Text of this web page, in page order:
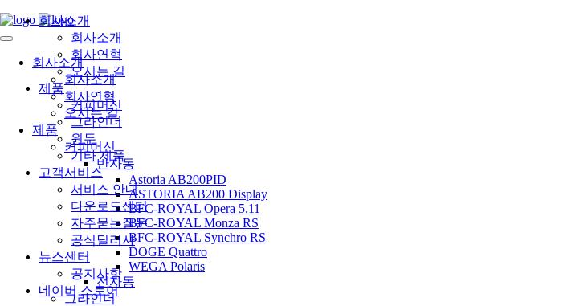
회사소개
회사소개
회사연혁
오시는 길
제품
커피머신
반자동
Astoria AB200PID
ASTORIA AB200 Display
BFC-ROYAL Opera 5.11
BFC-ROYAL Monza RS
BFC-ROYAL Synchro RS
DOGE Quattro
WEGA Polaris
전자동
그라인더
회사소개
회사소개
회사연혁
오시는 길
제품
커피머신
그라인더
원두
기타 제품
고객서비스
서비스 안내
다운로드센터
자주묻는질문
공식딜러사
뉴스센터
공지사항
네이버 스토어